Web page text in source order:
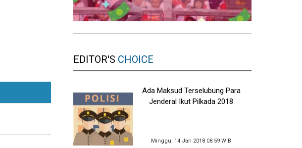
EDITOR'S CHOICE
Ada Maksud Terselubung Para
Jenderal Ikut Pilkada 2018
Minggu, 14 Jan 2018 08:59 WIB